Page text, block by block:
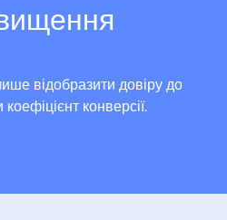
відобразити довіру до
конверсії.